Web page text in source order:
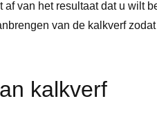
van het resultaat dat u wilt
van de kalkverf
kalkverfSuper strak